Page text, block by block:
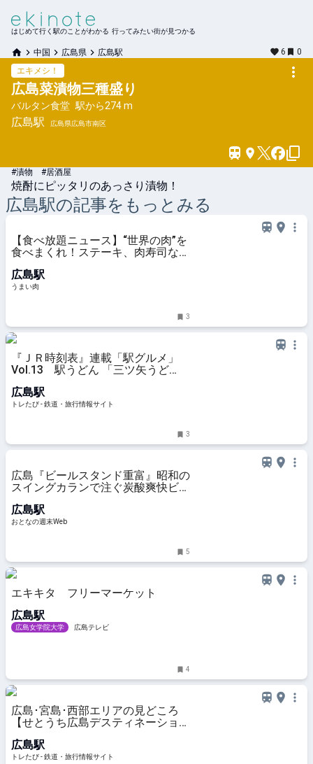
はじめて行く駅のことがわかる 行ってみたい街が見つかる
中国 広島県 広島駅 6
0
エキメシ！
広島菜漬物三種盛り
バルタン食堂 駅から274 m
広島駅 広島県広島市南区
#漬物 #居酒屋
焼酎にピッタリのあっさり漬物！
広島駅の記事をもっとみる
【食べ放題ニュース】“世界の肉”を
食べまくれ！ステーキ、肉寿司など
ェ」開催中 - うまい肉
広島駅
うまい肉
3
『ＪＲ時刻表』連載「駅グルメ」
Vol.13 駅うどん 「三ツ矢うど
イト
広島駅
トレたび - 鉄道・旅行情報サイト
3
広島『ビールスタンド重富』昭和の
スイングカランで注ぐ炭酸爽快ビー
広島駅
おとなの週末Web
5
エキキタ フリーマーケット
広島駅
広島女学院大学 広島テレビ
4
広島･宮島･西部エリアの見どころ
【せとうち広島デスティネーション
旅行情報サイト
広島駅
トレたび - 鉄道・旅行情報サイト